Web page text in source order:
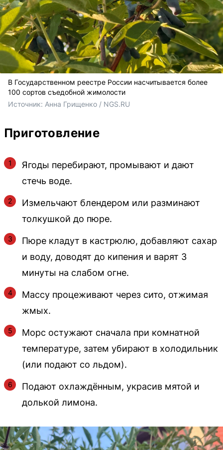
В Государственном реестре России насчитывается более
100 сортов съедобной жимолости
Источник: Анна Грищенко / NGS.RU
Приготовление
Ягоды перебирают, промывают и дают
стечь воде.
Измельчают блендером или разминают
толкушкой до пюре.
Пюре кладут в кастрюлю, добавляют сахар
и воду, доводят до кипения и варят 3
минуты на слабом огне.
Массу процеживают через сито, отжимая
жмых.
Морс остужают сначала при комнатной
температуре, затем убирают в холодильник
(или подают со льдом).
Подают охлаждённым, украсив мятой и
долькой лимона.